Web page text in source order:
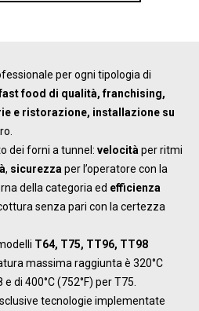
per ogni tipologia di
food di qualità, franchising,
e ristorazione, installazione su
dei forni a tunnel: velocità per ritmi
, sicurezza per l’operatore con la
della categoria ed efficienza
senza pari con la certezza
T64, T75, TT96, TT98
massima raggiunta è 320°C
di 400°C (752°F) per T75.
tecnologie implementate